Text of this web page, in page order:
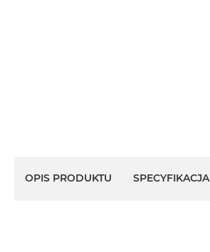
OPIS PRODUKTU SPECYFIKACJA